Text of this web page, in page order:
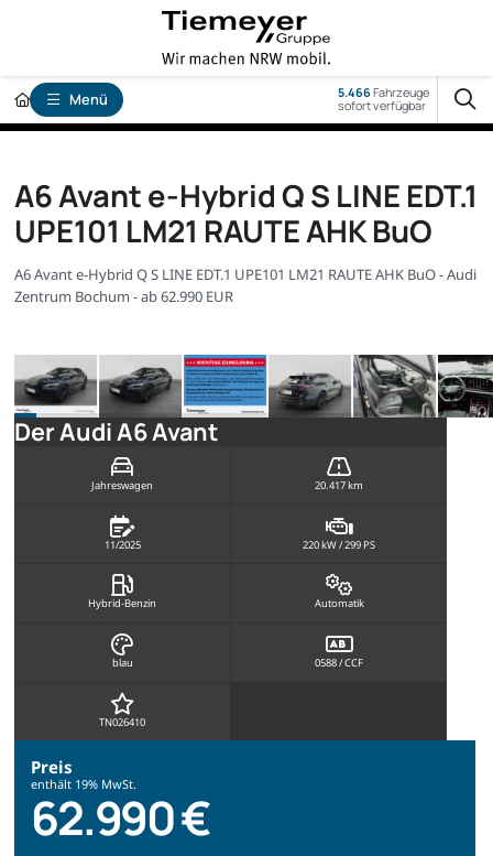
Menü 5.466Fahrzeuge
sofort verfügbar
A6 Avant e-Hybrid Q S LINE EDT.1
UPE101 LM21 RAUTE AHK BuO
A6 Avant e-Hybrid Q S LINE EDT.1 UPE101 LM21 RAUTE AHK BuO - Audi
Zentrum Bochum - ab 62.990 EUR
Der Audi A6 Avant
Jahreswagen 20.417 km
11/2025 220 kW / 299 PS
Hybrid-Benzin Automatik
blau 0588 / CCF
TN026410
Preis
enthält 19% MwSt.
62.990 €